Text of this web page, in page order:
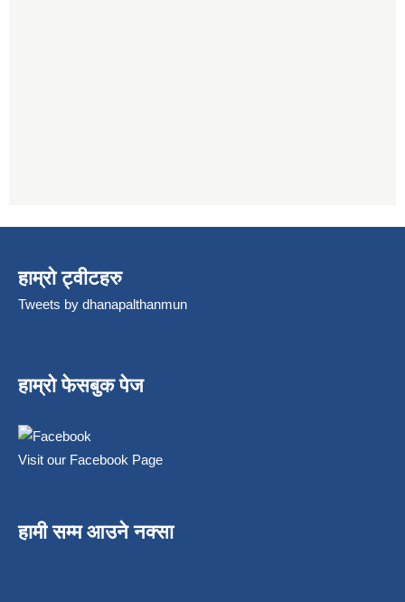
हाम्रो ट्वीटहरु
Tweets by dhanapalthanmun
हाम्रो फेसबुक पेज
Visit our Facebook Page
हामी सम्म आउने नक्सा